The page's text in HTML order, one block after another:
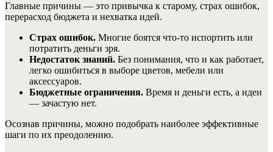
Главные причины — это привычка к старому, страх ошибок,
перерасход бюджета и нехватка идей.
Страх ошибок. Многие боятся что-то испортить или
потратить деньги зря.
Недостаток знаний. Без понимания, что и как работает,
легко ошибиться в выборе цветов, мебели или
аксессуаров.
Бюджетные ограничения. Время и деньги есть, а идеи
— зачастую нет.
Осознав причины, можно подобрать наиболее эффективные
шаги по их преодолению.